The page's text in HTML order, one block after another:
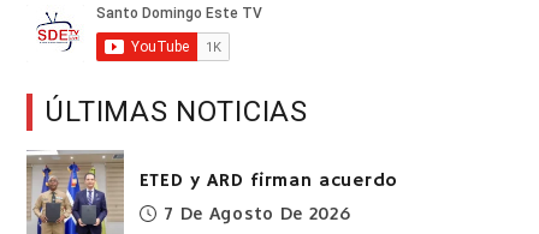
ÚLTIMAS NOTICIAS
ETED y ARD firman acuerdo
7 De Agosto De 2026